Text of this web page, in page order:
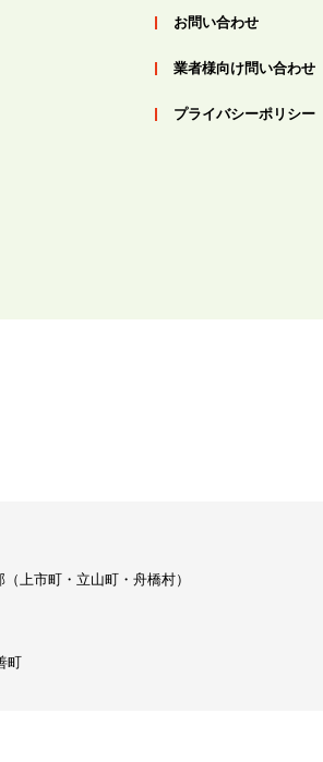
お問い合わせ
業者様向け問い合わせ
プライバシーポリシー
上市町・立山町・舟橋村）
町